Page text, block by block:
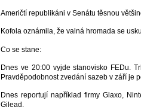
Američtí republikáni v Senátu těsnou
Kofola oznámila, že valná hromada se
Co se stane:
Dnes ve 20:00 vyjde stanovisko FEDu.
Pravděpodobnost zvedání sazeb v září je
Dnes reportují například firmy Glaxo,
Gilead.